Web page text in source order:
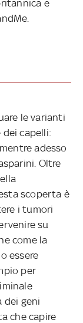
e
le varianti
capelli:
adesso
Oltre
scoperta è
i tumori
su
come la
essere
per
dei geni
che capire